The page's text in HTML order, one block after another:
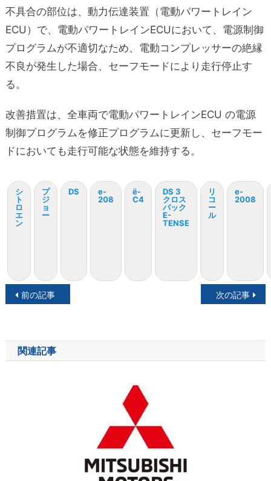
不具合の部位は、動力伝達装置（電動パワートレイン
ECU）で、電動パワートレインECUにおいて、電源制御
プログラムが不適切なため、電動コンプレッサーの絶縁
不良が発生した場合、セーフモードにより走行停止す
る。
改善措置は、全車両で電動パワートレインECU の電源
制御プログラムを修正プログラムに更新し、セーフモー
ドにおいても走行可能な状態を維持する。
シ
ト
ロ
エ
ン
プ
ジ
ョ
ー
DS
e-
208
ë-
C4
DS 3
クロス
バック
E-
TENSE
リ
コ
ー
ル
e-
2008
投
ナ
ビ
前の記事 次の記事
関連記事